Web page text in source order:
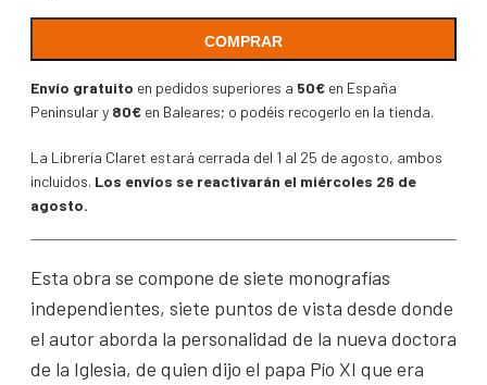
COMPRAR
Envío gratuito en pedidos superiores a 50€ en España
Peninsular y 80€ en Baleares; o podéis recogerlo en la tienda.
La Librería Claret estará cerrada del 1 al 25 de agosto, ambos
incluidos. Los envíos se reactivarán el miércoles 26 de
agosto.
Esta obra se compone de siete monografías
independientes, siete puntos de vista desde donde
el autor aborda la personalidad de la nueva doctora
de la Iglesia, de quien dijo el papa Pío XI que era